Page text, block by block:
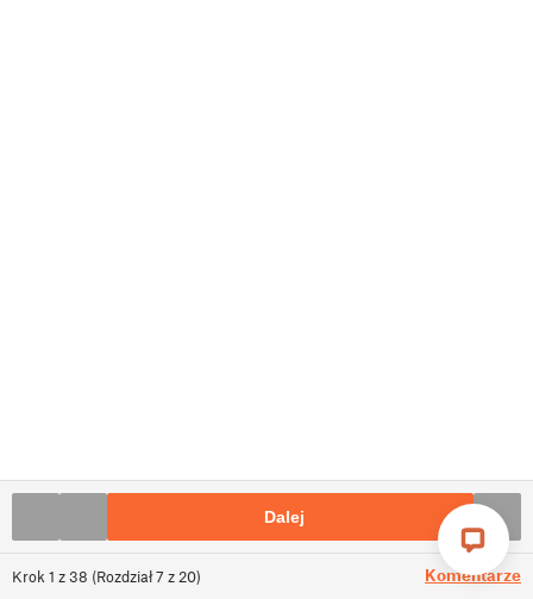
Krok 1 z38 (Rozdział7 z 20) Komentarze
Dalej